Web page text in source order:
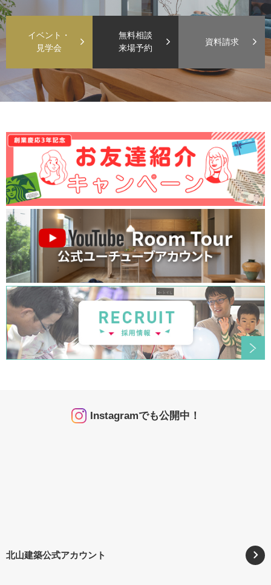
イベント・
見学会
無料相談
来場予約
資料請求
Instagramでも公開中！
北山建築公式アカウント